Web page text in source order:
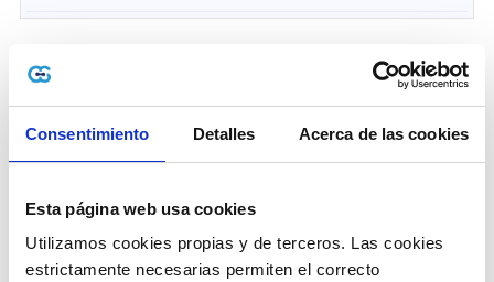
Consentimiento Detalles Acerca de las cookies
Esta página web usa cookies
Utilizamos cookies propias y de terceros. Las cookies
estrictamente necesarias permiten el correcto
Nuestra especialidad en SAP
Recepción de documentos
electrónicos